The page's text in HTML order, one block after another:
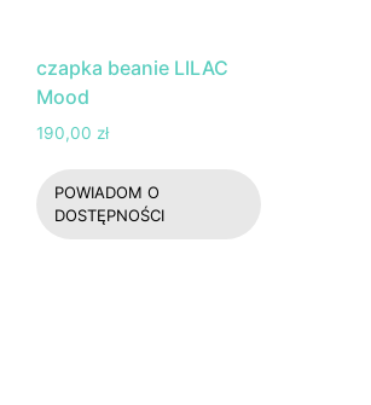
czapka beanie LILAC
Mood
190,00 zł
POWIADOM O
DOSTĘPNOŚCI